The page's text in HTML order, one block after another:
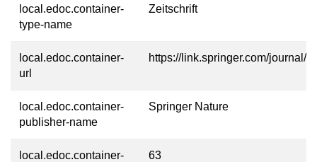
local.edoc.container-
type-name
Zeitschrift
local.edoc.container-
url
https://link.springer.com/journal/
local.edoc.container-
publisher-name
Springer Nature
local.edoc.container-
63